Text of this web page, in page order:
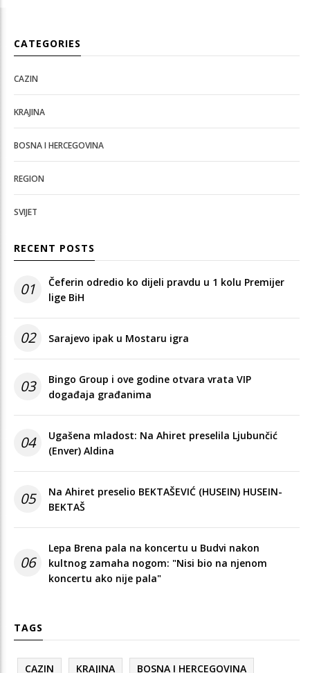
CATEGORIES
CAZIN
KRAJINA
BOSNA I HERCEGOVINA
REGION
SVIJET
RECENT POSTS
01
Čeferin odredio ko dijeli pravdu u 1 kolu Premijer
lige BiH
02 Sarajevo ipak u Mostaru igra
03
Bingo Group i ove godine otvara vrata VIP
događaja građanima
04
Ugašena mladost: Na Ahiret preselila Ljubunčić
(Enver) Aldina
05
Na Ahiret preselio BEKTAŠEVIĆ (HUSEIN) HUSEIN-
BEKTAŠ
06
Lepa Brena pala na koncertu u Budvi nakon
kultnog zamaha nogom: "Nisi bio na njenom
koncertu ako nije pala"
TAGS
CAZIN KRAJINA BOSNA I HERCEGOVINA